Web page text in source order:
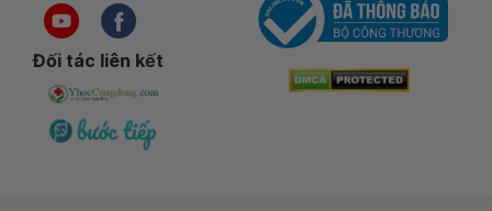
Đối tác liên kết